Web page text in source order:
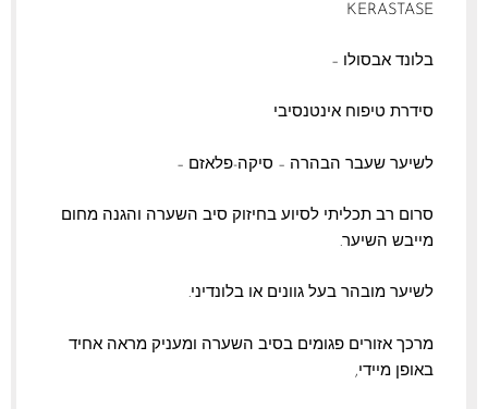
KERASTASE
בלונד אבסולו –
סידרת טיפוח אינטנסיבי
לשיער שעבר הבהרה – סיקה-פלאזם –
סרום רב תכליתי לסיוע בחיזוק סיב השערה והגנה מחום
מייבש השיער.
לשיער מובהר בעל גוונים או בלונדיני.
מרכך אזורים פגומים בסיב השערה ומעניק מראה אחיד
באופן מיידי,